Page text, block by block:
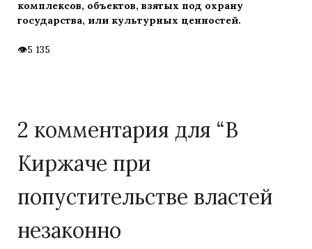
комплексов, объектов, взятых под охрану
государства, или культурных ценностей.
5 135
2 комментария для “В
Киржаче при
попустительстве властей
незаконно